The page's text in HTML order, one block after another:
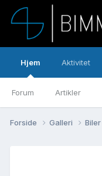
Hjem
Forum Artikler
Aktivitet
Forside Galleri Biler